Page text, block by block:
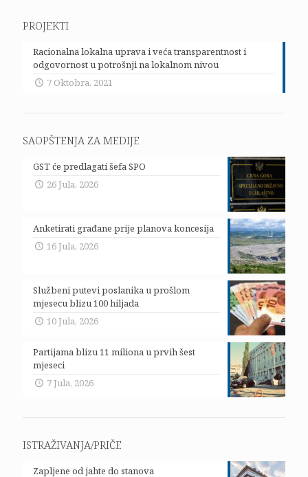
PROJEKTI
Racionalna lokalna uprava i veća transparentnost i
odgovornost u potrošnji na lokalnom nivou
7 Oktobra, 2021
SAOPŠTENJA ZA MEDIJE
GST će predlagati šefa SPO
26 Jula, 2026
Anketirati građane prije planova koncesija
16 Jula, 2026
Službeni putevi poslanika u prošlom
mjesecu blizu 100 hiljada
10 Jula, 2026
Partijama blizu 11 miliona u prvih šest
mjeseci
7 Jula, 2026
ISTRAŽIVANJA/PRIČE
Zapljene od jahte do stanova